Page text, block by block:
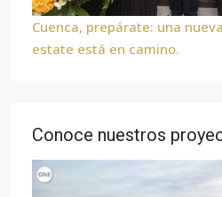
Cuenca, prepárate: una
estate está en camino.
Conoce nuestros